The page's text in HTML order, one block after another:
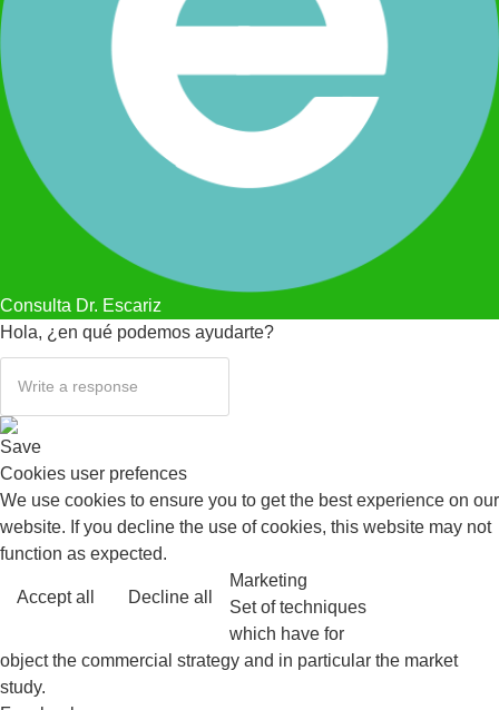
Consulta Dr. Escariz
Hola, ¿en qué podemos ayudarte?
Save
Cookies user prefences
We use cookies to ensure you to get the best experience on our
website. If you decline the use of cookies, this website may not
function as expected.
Accept all Decline all
Marketing
Set of techniques
which have for
object the commercial strategy and in particular the market
study.